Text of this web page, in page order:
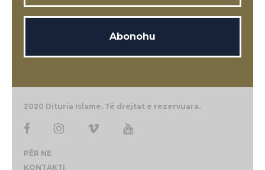
2020 Dituria Islame. Të drejtat e rezervuara.
PËR NE
KONTAKTI